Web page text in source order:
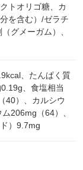
トオリゴ糖、カ
を含む）/ゼラチ
グメーガム）、
、たんぱく質
、食塩相当
40）、カルシウ
206mg（64）、
）9.7mg